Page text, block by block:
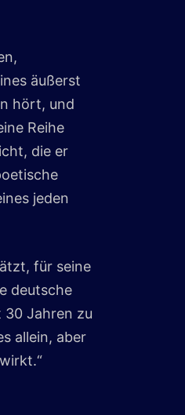
äußerst
hört, und
Reihe
die er
jeden
für seine
deutsche
30 Jahren zu
allein, aber